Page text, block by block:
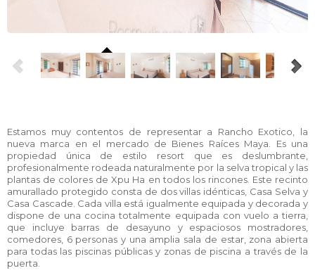
Estamos muy contentos de representar a Rancho Exotico, la
nueva marca en el mercado de Bienes Raíces Maya. Es una
propiedad única de estilo resort que es deslumbrante,
profesionalmente rodeada naturalmente por la selva tropical y las
plantas de colores de Xpu Ha en todos los rincones. Este recinto
amurallado protegido consta de dos villas idénticas, Casa Selva y
Casa Cascade. Cada villa está igualmente equipada y decorada y
dispone de una cocina totalmente equipada con vuelo a tierra,
que incluye barras de desayuno y espaciosos mostradores,
comedores, 6 personas y una amplia sala de estar, zona abierta
para todas las piscinas públicas y zonas de piscina a través de la
puerta.